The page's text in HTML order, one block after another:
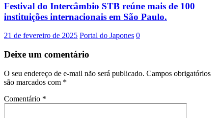
Festival do Intercâmbio STB reúne mais de 100
instituições internacionais em São Paulo.
21 de fevereiro de 2025 Portal do Japones 0
Deixe um comentário
O seu endereço de e-mail não será publicado. Campos obrigatórios
são marcados com *
Comentário *